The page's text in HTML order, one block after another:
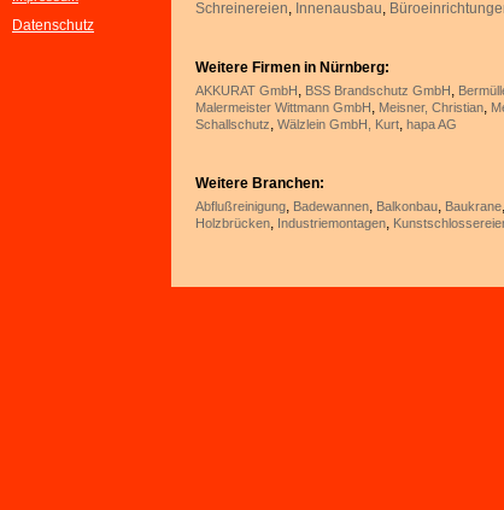
Datenschutz
Schreinereien, Innenausbau,
Weitere Firmen in Nürnberg:
AKKURAT GmbH, BSS Brandschutz GmbH,
Malermeister Wittmann GmbH, Meisner, Christian,
Schallschutz,Wälzlein GmbH, Kurt,hapa AG
Weitere Branchen:
Abflußreinigung, Badewannen, Balkonbau, Baukrane,
Holzbrücken, Industriemontagen,